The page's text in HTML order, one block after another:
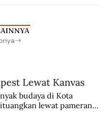
Lewat Kanvas
budaya di Kota
lewat pameran